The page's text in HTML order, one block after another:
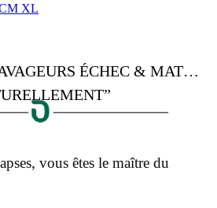
XL
ÉCHEC & MAT…
vous êtes le maître du